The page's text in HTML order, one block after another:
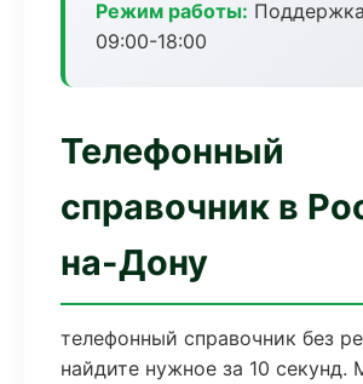
Режим работы:
09:00-18:00
Телефонный
справочник в
на-Дону
телефонный справочник без
найдите нужное за 10 секунд.